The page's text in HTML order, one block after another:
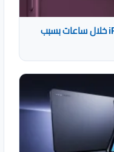
تسريب: أبل قد ترفع أسعار iPhone 17 خلال ساعات بسبب